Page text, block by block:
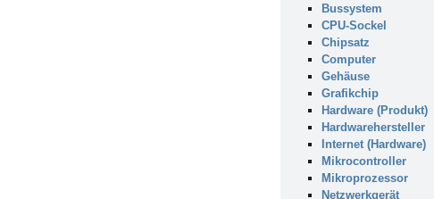
Bussystem
CPU-Sockel
Chipsatz
Computer
Gehäuse
Grafikchip
Hardware (Produkt)
Hardwarehersteller
Internet (Hardware)
Mikrocontroller
Mikroprozessor
Netzwerkgerät